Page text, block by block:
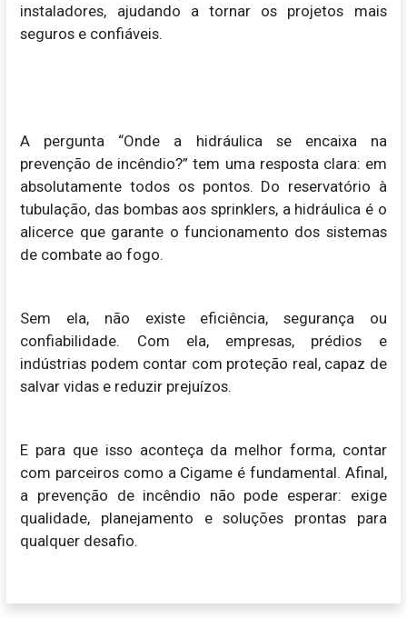
instaladores, ajudando a tornar os projetos mais
seguros e confiáveis.
A pergunta “Onde a hidráulica se encaixa na
prevenção de incêndio?” tem uma resposta clara: em
absolutamente todos os pontos. Do reservatório à
tubulação, das bombas aos sprinklers, a hidráulica é o
alicerce que garante o funcionamento dos sistemas
de combate ao fogo.
Sem ela, não existe eficiência, segurança ou
confiabilidade. Com ela, empresas, prédios e
indústrias podem contar com proteção real, capaz de
salvar vidas e reduzir prejuízos.
E para que isso aconteça da melhor forma, contar
com parceiros como a Cigame é fundamental. Afinal,
a prevenção de incêndio não pode esperar: exige
qualidade, planejamento e soluções prontas para
qualquer desafio.